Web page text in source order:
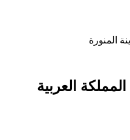
المنورة
العربية